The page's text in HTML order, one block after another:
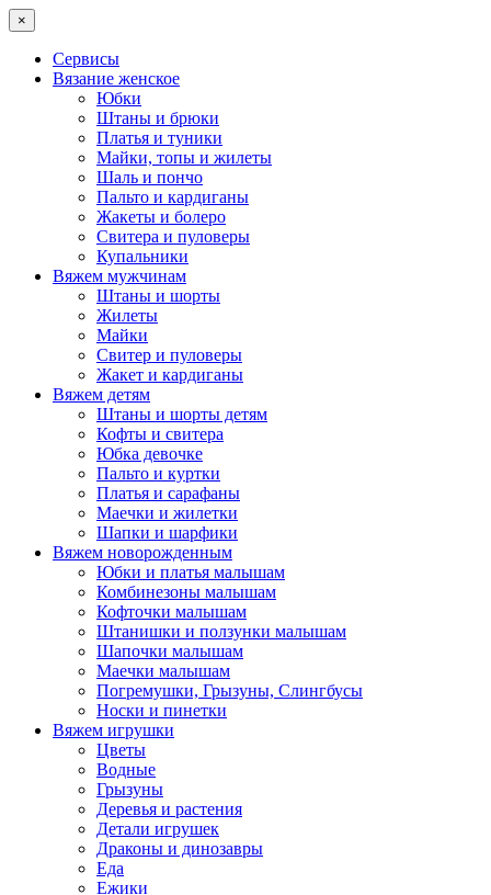
×
Сервисы
Вязание женское
Юбки
Штаны и брюки
Платья и туники
Майки, топы и жилеты
Шаль и пончо
Пальто и кардиганы
Жакеты и болеро
Свитера и пуловеры
Купальники
Вяжем мужчинам
Штаны и шорты
Жилеты
Майки
Свитер и пуловеры
Жакет и кардиганы
Вяжем детям
Штаны и шорты детям
Кофты и свитера
Юбка девочке
Пальто и куртки
Платья и сарафаны
Маечки и жилетки
Шапки и шарфики
Вяжем новорожденным
Юбки и платья малышам
Комбинезоны малышам
Кофточки малышам
Штанишки и ползунки малышам
Шапочки малышам
Маечки малышам
Погремушки, Грызуны, Слингбусы
Носки и пинетки
Вяжем игрушки
Цветы
Водные
Грызуны
Деревья и растения
Детали игрушек
Драконы и динозавры
Еда
Ежики